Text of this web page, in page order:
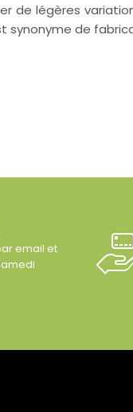
de légères
synonyme de
email et